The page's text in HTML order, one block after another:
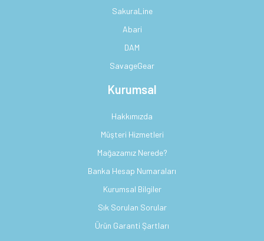
SakuraLine
Abari
DAM
SavageGear
Kurumsal
Hakkımızda
Müşteri Hizmetleri
Mağazamız Nerede?
Banka Hesap Numaraları
Kurumsal Bilgiler
Sık Sorulan Sorular
Ürün Garanti Şartları